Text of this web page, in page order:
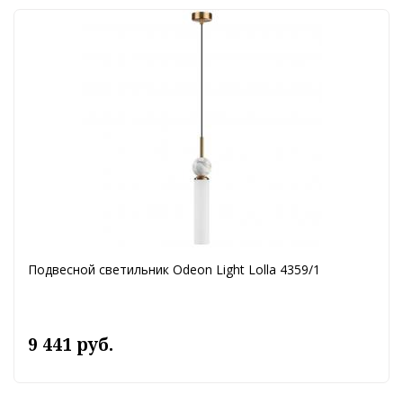
Подвесной светильник Odeon Light Lolla 4359/1
9 441 руб.